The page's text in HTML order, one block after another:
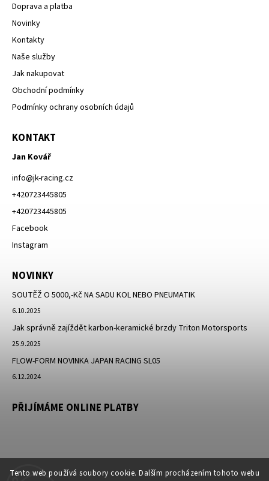
Tento web používá soubory cookie. Dalším procházením tohoto webu
Doprava a platba
Novinky
Kontakty
Naše služby
Jak nakupovat
Obchodní podmínky
Podmínky ochrany osobních údajů
KONTAKT
Jan Kovář
info@jk-racing.cz
+420723445805
+420723445805
Facebook
Instagram
NOVINKY
SOUTĚŽ O 5000,-Kč NA SADU KOL NEBO PNEUMATIK
6.10.2025
Jak správně zajíždět karbon-keramické brzdy Triton Motorsports
25.9.2025
FLOW-FORM NOVINKA JAPAN RACING SL05
6.12.2024
PŘIJÍMÁME ONLINE PLATBY